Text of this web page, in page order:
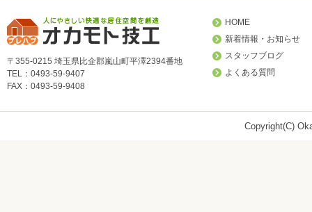
〒355-0215 埼玉県比企郡嵐山町平澤2394番地
TEL：0493-59-9407
FAX：0493-59-9408
HOME
新着情報・お知らせ
スタッフブログ
よくある質問
Copyright(C)